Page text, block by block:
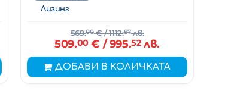
Лизинг
569.00€/ 1112.87лв.
509.00€ / 995.52лв.
ДОБАВИ В КОЛИЧКАТА